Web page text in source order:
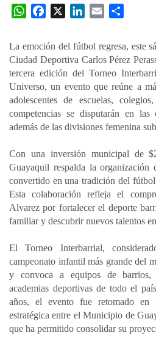
W
t
s
A
p
p
c
e
b
o
k
k
d
I
n
l
a
r
t
i
r
La emoción del fútbol regresa, este
Ciudad Deportiva Carlos Pérez
tercera edición del Torneo
Universo, un evento que reúne a
adolescentes de escuelas,
competencias se disputarán en las
además de las divisiones femenina
Con una inversión municipal de
Guayaquil respalda la organización
convertido en una tradición del
Esta colaboración refleja el
Alvarez por fortalecer el deporte
familiar y descubrir nuevos talentos
El Torneo Interbarrial,
campeonato infantil más grande del
y convoca a equipos de barrios,
academias deportivas de todo el
años, el evento fue retomado en
estratégica entre el Municipio de
que ha permitido consolidar su